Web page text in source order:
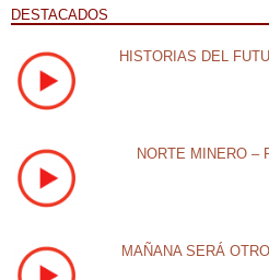
DESTACADOS
HISTORIAS DEL
NORTE MINERO –
MAÑANA SERÁ